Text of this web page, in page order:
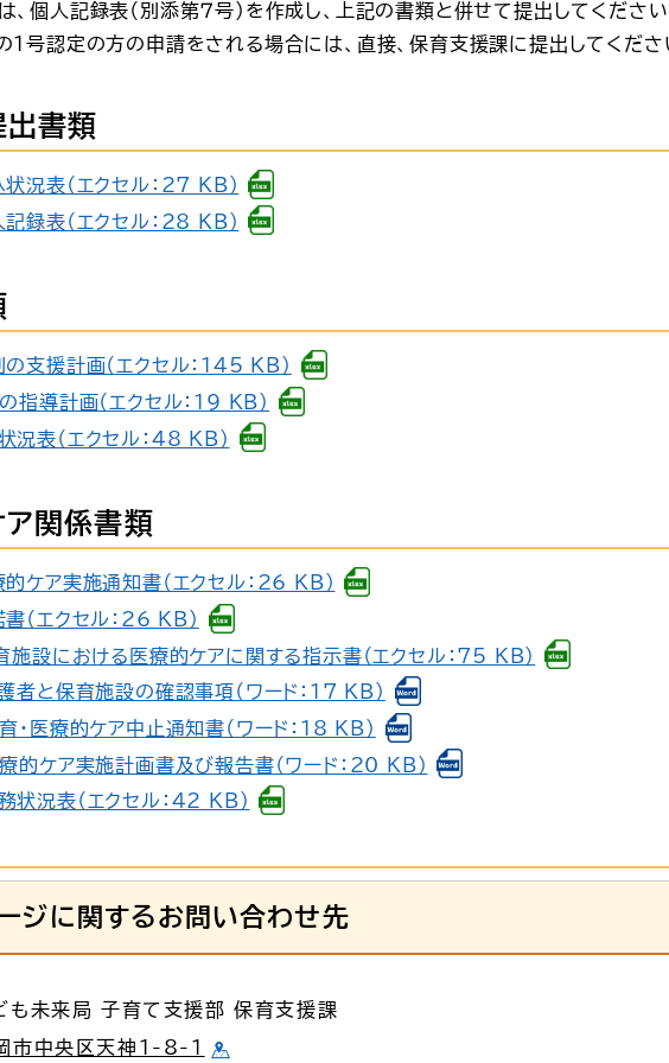
個人記録表（別添第７号）を作成し、上記の書類と併せて提出してください
号認定の方の申請をされる場合には、直接、保育支援課に提出してくださ
出書類
況表（エクセル：27 KB）
録表（エクセル：28 KB）
支援計画（エクセル：145 KB）
指導計画（エクセル：19 KB）
況表（エクセル：48 KB）
ア関係書類
ケア実施通知書（エクセル：26 KB）
（エクセル：26 KB）
設における医療的ケアに関する指示書（エクセル：75 KB）
と保育施設の確認事項（ワード：17 KB）
医療的ケア中止通知書（ワード：18 KB）
ケア実施計画書及び報告書（ワード：20 KB）
状況表（エクセル：42 KB）
ジに関するお問い合わせ先
も未来局 子育て支援部 保育支援課
市中央区天神1-8-1